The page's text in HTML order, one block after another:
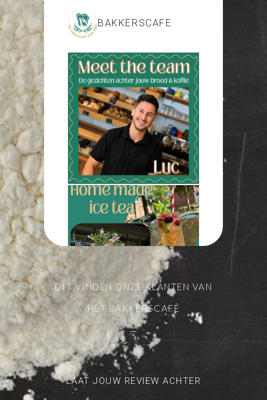
Nieuw in onze
bakkerswinkels: gedroogd
fruit van @trydryfy
100 % puur en geen
toegevoegde suikers. Lekker
op de yoghurt of gewoon als
tussendoortje. Welke smaak
lijkt jou het lekkerst?
Photo
View on Facebook · Share
Bakkerscafé Nijmegen
is at Brood Op De Plank,
Nijmegen.
Onze Sabine maakt het liefst
al het lekkers klaar wat wij
op de kaart hebben staan
Als ze geen broodjes
aan het smeren is helpt ze
graag een handje in de
bediening of bij de kassa.
Sabine haar lievelingsbroodje
BAKKERSCAFE
DIT VINDEN ONZE KLANTEN VAN
HÉT BAKKERSCAFÉ
—
LAAT JOUW REVIEW ACHTER